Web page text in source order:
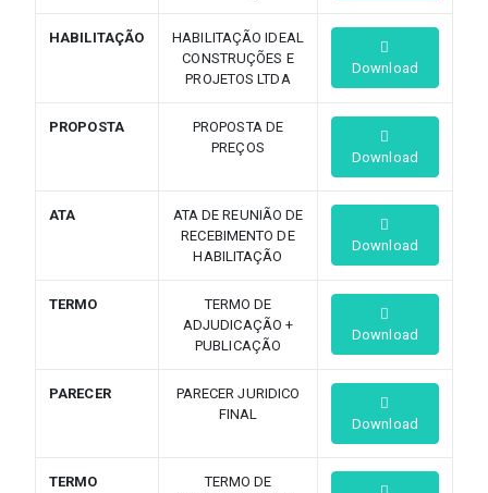
HABILITAÇÃO
HABILITAÇÃO IDEAL
CONSTRUÇÕES E
PROJETOS LTDA
Download
PROPOSTA
PROPOSTA DE
PREÇOS
Download
ATA
ATA DE REUNIÃO DE
RECEBIMENTO DE
HABILITAÇÃO
Download
TERMO
TERMO DE
ADJUDICAÇÃO +
PUBLICAÇÃO
Download
PARECER
PARECER JURIDICO
FINAL
Download
TERMO
TERMO DE